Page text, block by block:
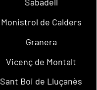
Monistrol de Calders
Granera
Vicenç de Montalt
Sant Boi de Lluçanès